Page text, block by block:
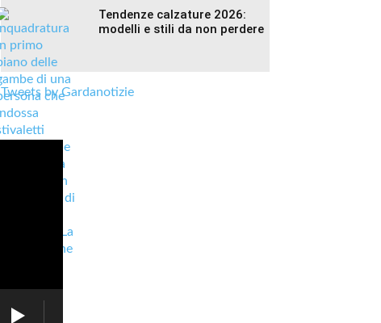
Tendenze calzature 2026:
modelli e stili da non perdere
Tweets by Gardanotizie